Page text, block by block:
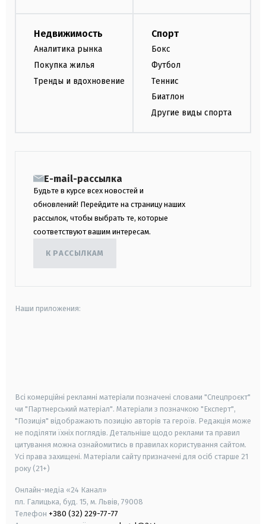
Недвижимость
Аналитика рынка
Покупка жилья
Тренды и вдохновение
Спорт
Бокс
Футбол
Теннис
Биатлон
Другие виды спорта
E-mail-рассылка
Будьте в курсе всех новостей и
обновлений! Перейдите на страницу наших
рассылок, чтобы выбрать те, которые
соответствуют вашим интересам.
К РАССЫЛКАМ
Наши приложения:
Всі комерційні рекламні матеріали позначені словами "Спецпроєкт"
чи "Партнерський матеріал". Матеріали з позначкою "Експерт",
"Позиція" відображають позицію авторів та героїв. Редакція може
не поділяти їхніх поглядів. Детальніше щодо реклами та правил
цитування можна ознайомитись в правилах користування сайтом.
Усі права захищені. Матеріали сайту призначені для осіб старше 21
року (21+)
Онлайн-медіа «24 Канал»
пл. Галицька, буд. 15, м. Львів, 79008
Телефон +380 (32) 229-77-77